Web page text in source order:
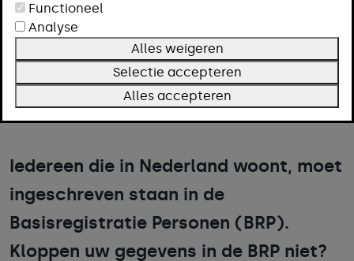
Omschrijving
Voorwaarden
Termijn
Meer informatie
Iedereen die in Nederland woont, moet
ingeschreven staan in de
Basisregistratie Personen (BRP).
Kloppen uw gegevens in de BRP niet?
Functioneel
Analyse
Alles weigeren
Selectie accepteren
Alles accepteren